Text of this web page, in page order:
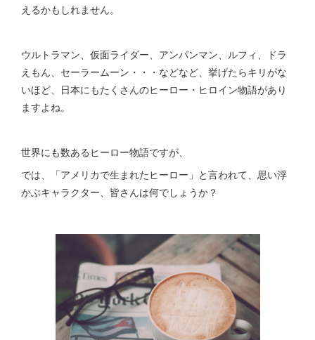
えるかもしれません。
ウルトラマン、仮面ライダー、アンパンマン、ルフィ、ドラ
えもん、セーラームーン・・・などなど、挙げたらキリがな
いほど、日本にもたくさんのヒーロー・ヒロイン物語があり
ますよね。
世界にも数あるヒーロー物語ですが、
では、「アメリカで生まれたヒーロー」と言われて、思い浮
かぶキャラクター、皆さんは何でしょうか？